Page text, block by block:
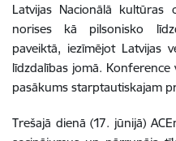
Latvijas Nacionālā kultūras
norises kā pilsonisko
paveiktā, iezīmējot Latvijas
līdzdalības jomā.
pasākums starptautiskajam
Trešajā dienā (17. jūnijā)